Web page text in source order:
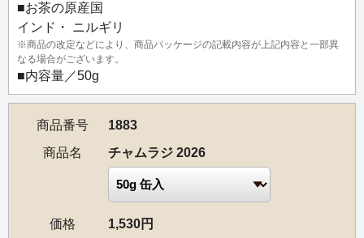
【茶園情報】
南インドのタミル・ナードゥ州ニルギリ丘陵にあるチャム
ラジ茶園は、1922年に創設されたニルギリを代表する名園
の一つです。インド南部の緑豊かなニルギリ山脈の標高お
フロストティーなど高品質のスペシャルティーやゴールデ
ンチップスなどのユニークなお茶は、チャムラジ茶園のレ
パートリーの大きな一部となっています。
■お茶の原産国
インド・ ニルギリ
※商品の改定などにより、商品パッケージの記載内容が上記内容と一部異
なる場合がございます。
■内容量／50g
商品番号
1883
商品名
チャムラジ 2026
価格 1,530円